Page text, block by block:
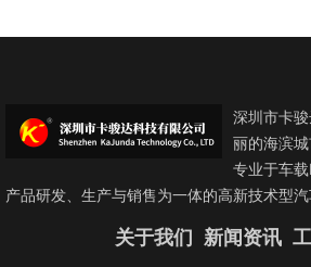
深圳市卡
丽的海滨
专业于车
产品研发、生产与销售为一体的高新技术型汽
关于我们 新闻资讯